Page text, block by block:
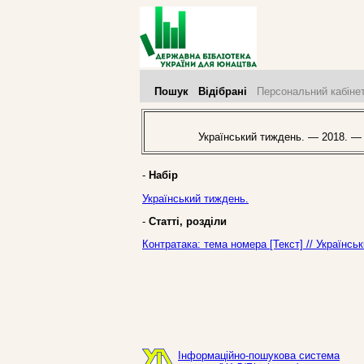
Пошук Відібрані Персональний
Український тиждень. — 2018.
- Набір
Український тиждень.
- Статті, розділи
Контратака: тема номера [Текст] //
Інформаційно-пошукова система